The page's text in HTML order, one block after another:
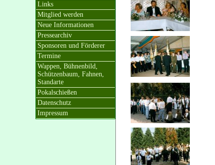
Links
Mitglied werden
Neue Informationen
Pressearchiv
Sponsoren und Förderer
Termine
Wappen, Bühnenbild,
Schützenbaum, Fahnen,
Standarte
Pokalschießen
Datenschutz
Impressum